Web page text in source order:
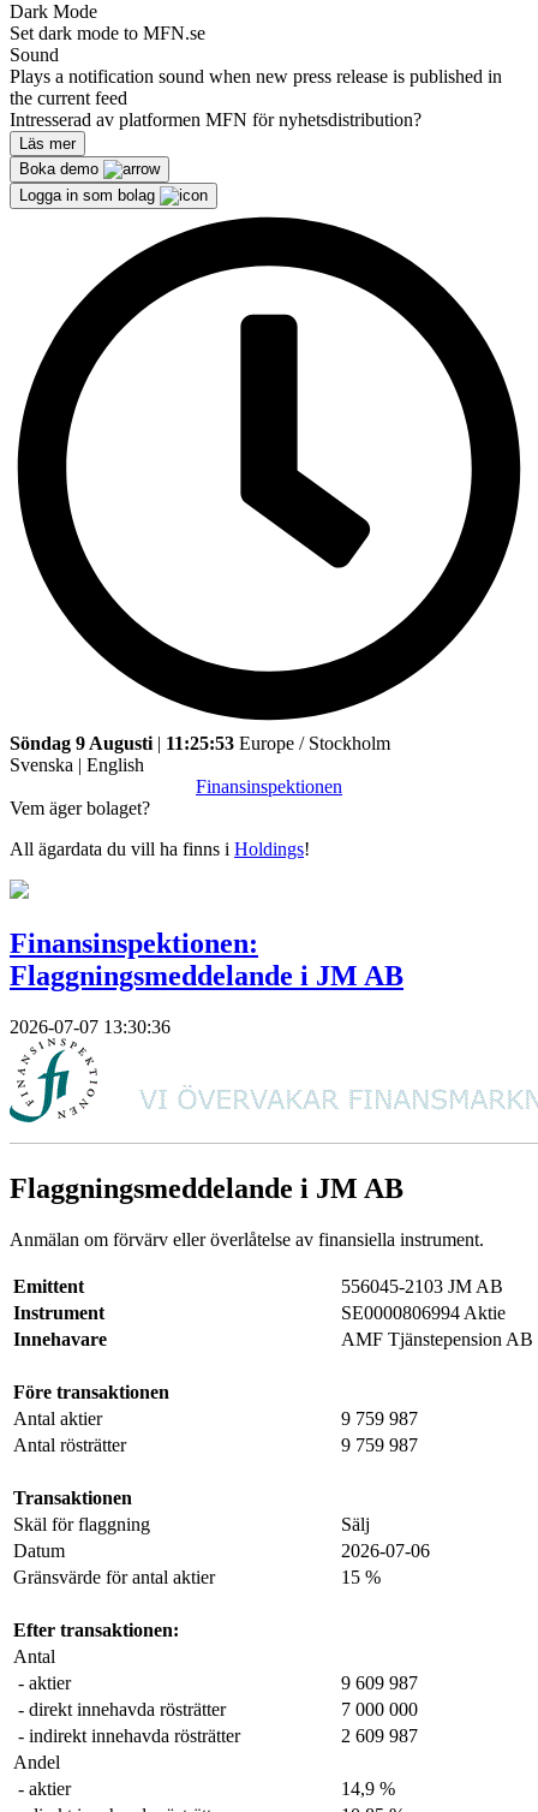
Dark Mode
Set dark mode to MFN.se
Sound
Plays a notification sound when new press release is published in
the current feed
Intresserad av platformen MFN för nyhetsdistribution?
Läs mer
Boka demo
Logga in som bolag
Söndag 9 Augusti | 11:25:53 Europe / Stockholm
Svenska | English
Finansinspektionen
Vem äger bolaget?
All ägardata du vill ha finns i Holdings!
Finansinspektionen:
Flaggningsmeddelande i JM AB
2026-07-07 13:30:36
Flaggningsmeddelande i JM AB
Anmälan om förvärv eller överlåtelse av finansiella instrument.
Emittent
556045-2103 JM AB
Instrument
SE0000806994 Aktie
Innehavare
AMF Tjänstepension AB
Före transaktionen
Antal aktier
9 759 987
Antal rösträtter
9 759 987
Transaktionen
Skäl för flaggning
Sälj
Datum
2026-07-06
Gränsvärde för antal aktier
15 %
Efter transaktionen:
Antal
- aktier
9 609 987
- direkt innehavda rösträtter
7 000 000
- indirekt innehavda rösträtter
2 609 987
Andel
- aktier
14,9 %